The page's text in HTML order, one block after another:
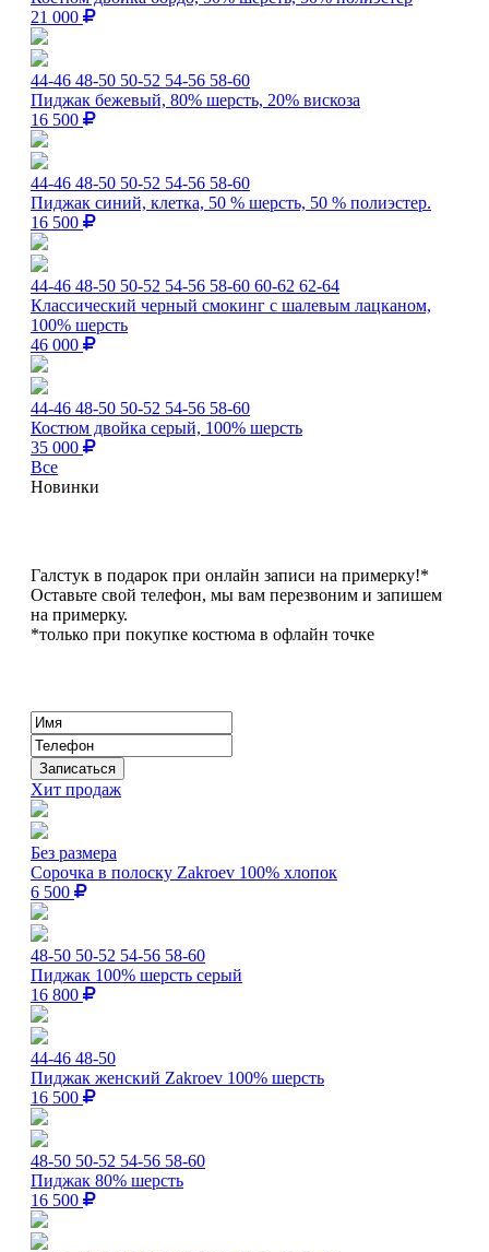
21 000
44-46 48-50 50-52 54-56 58-60
Пиджак бежевый, 80% шерсть, 20% вискоза
16 500
44-46 48-50 50-52 54-56 58-60
Пиджак синий, клетка, 50 % шерсть, 50 % полиэстер.
16 500
44-46 48-50 50-52 54-56 58-60 60-62 62-64
Классический черный смокинг с шалевым лацканом,
100% шерсть
46 000
44-46 48-50 50-52 54-56 58-60
Костюм двойка серый, 100% шерсть
35 000
Все
Новинки
Галстук в подарок при онлайн записи на примерку!*
Оставьте свой телефон, мы вам перезвоним и запишем
на примерку.
*только при покупке костюма в офлайн точке
Хит продаж
Без размера
Сорочка в полоску Zakroev 100% хлопок
6 500
48-50 50-52 54-56 58-60
Пиджак 100% шерсть серый
16 800
44-46 48-50
Пиджак женский Zakroev 100% шерсть
16 500
48-50 50-52 54-56 58-60
Пиджак 80% шерсть
16 500